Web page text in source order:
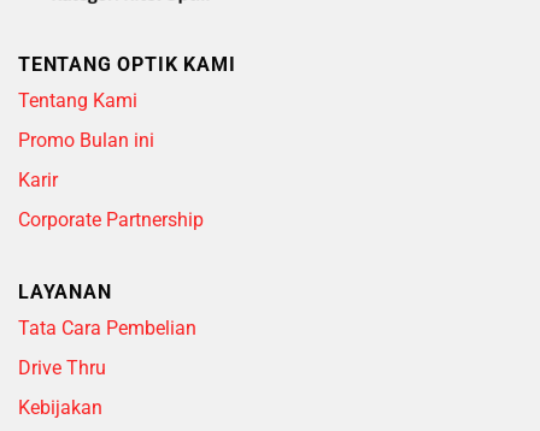
TENTANG OPTIK KAMI
Tentang Kami
Promo Bulan ini
Karir
Corporate Partnership
LAYANAN
Tata Cara Pembelian
Drive Thru
Kebijakan